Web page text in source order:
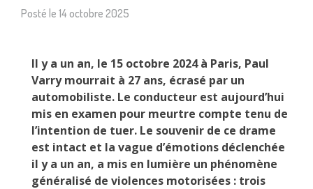
Posté le 14 octobre 2025
Il y a un an, le 15 octobre 2024 à Paris, Paul
Varry mourrait à 27 ans, écrasé par un
automobiliste. Le conducteur est aujourd’hui
mis en examen pour meurtre compte tenu de
l’intention de tuer. Le souvenir de ce drame
est intact et la vague d’émotions déclenchée
il y a un an, a mis en lumière un phénomène
généralisé de violences motorisées : trois